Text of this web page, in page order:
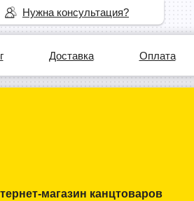
Доставка Оплата
магазин канцтоваров
Нужна консультация?